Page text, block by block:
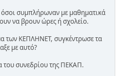
συμπλήρωναν με μαθηματικά
να βρουν ώρες ή σχολείο.
των ΚΕΠΛΗΝΕΤ, συγκέντρωσε τα
με αυτό?
του συνεδρίου της ΠΕΚΑΠ.